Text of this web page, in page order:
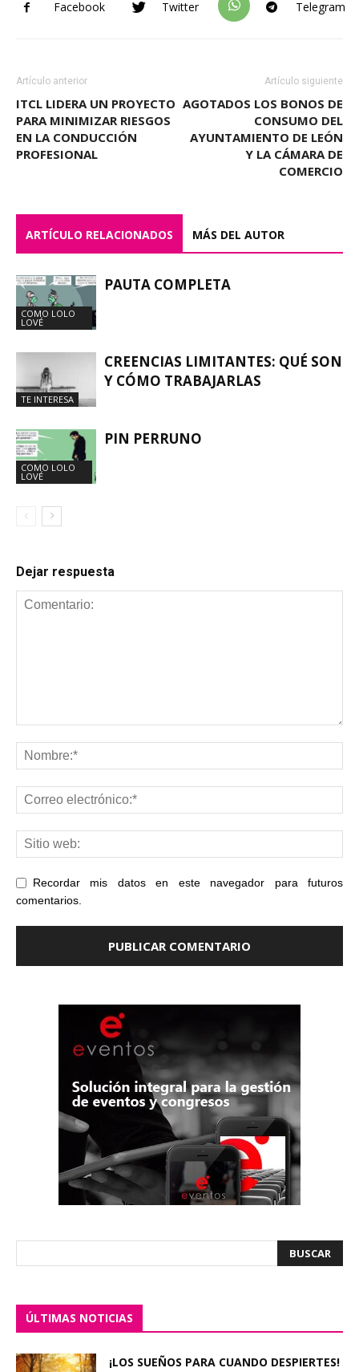
Facebook Twitter Telegram
Artículo anterior
ITCL LIDERA UN PROYECTO
PARA MINIMIZAR RIESGOS
EN LA CONDUCCIÓN
PROFESIONAL
Artículo siguiente
AGOTADOS LOS BONOS DE
CONSUMO DEL
AYUNTAMIENTO DE LEÓN
Y LA CÁMARA DE
COMERCIO
ARTÍCULO RELACIONADOS MÁS DEL AUTOR
COMO LOLO
LOVÉ
PAUTA COMPLETA
TE INTERESA
CREENCIAS LIMITANTES: QUÉ SON
Y CÓMO TRABAJARLAS
COMO LOLO
LOVÉ
PIN PERRUNO
Dejar respuesta
Recordar mis datos en este navegador para futuros
comentarios.
ÚLTIMAS NOTICIAS
¡LOS SUEÑOS PARA CUANDO DESPIERTES!